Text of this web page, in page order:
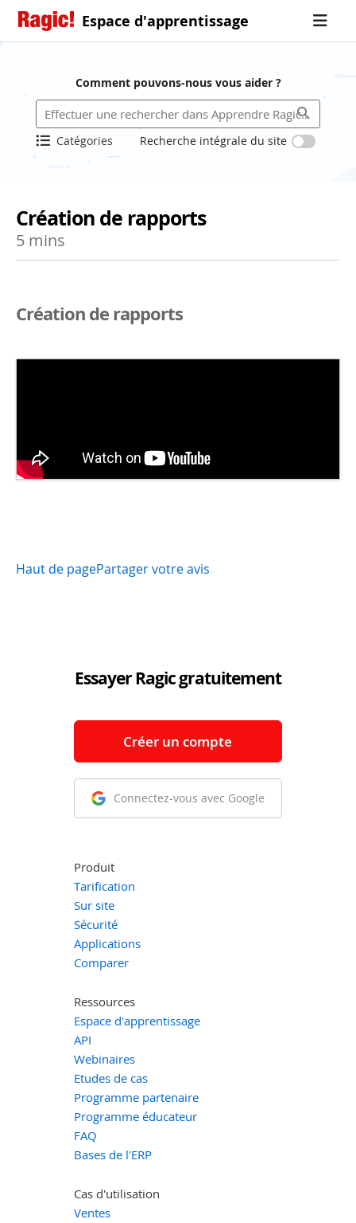
Espace d'apprentissage
Comment pouvons-nous vous aider ?
Catégories Recherche intégrale du site
Création de rapports
5 mins
Création de rapports
Haut de pagePartager votre avis
Essayer Ragic gratuitement
Créer un compte
Connectez-vous avec Google
Produit
Tarification
Sur site
Sécurité
Applications
Comparer
Ressources
Espace d'apprentissage
API
Webinaires
Etudes de cas
Programme partenaire
Programme éducateur
FAQ
Bases de l'ERP
Cas d'utilisation
Ventes